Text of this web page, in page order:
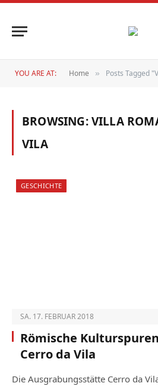
YOU ARE AT: Home » Posts Tagged
BROWSING:VILLA
VILA
GESCHICHTE
SA. 17. FEBRUAR 2018
Römische
Cerro da Vila
Die Ausgrabungsstätte Cerro da